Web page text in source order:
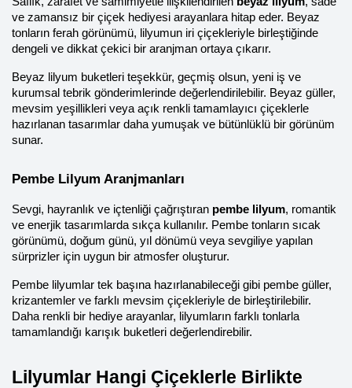
ve zamansız bir çiçek hediyesi arayanlara hitap eder. Beyaz
tonların ferah görünümü, lilyumun iri çiçekleriyle birleştiğinde
dengeli ve dikkat çekici bir aranjman ortaya çıkarır.
Beyaz lilyum buketleri teşekkür, geçmiş olsun, yeni iş ve
kurumsal tebrik gönderimlerinde değerlendirilebilir. Beyaz güller,
mevsim yeşillikleri veya açık renkli tamamlayıcı çiçeklerle
hazırlanan tasarımlar daha yumuşak ve bütünlüklü bir görünüm
sunar.
Pembe Lilyum Aranjmanları
Sevgi, hayranlık ve içtenliği çağrıştıran pembe lilyum, romantik
ve enerjik tasarımlarda sıkça kullanılır. Pembe tonların sıcak
görünümü, doğum günü, yıl dönümü veya sevgiliye yapılan
sürprizler için uygun bir atmosfer oluşturur.
Pembe lilyumlar tek başına hazırlanabileceği gibi pembe güller,
krizantemler ve farklı mevsim çiçekleriyle de birleştirilebilir.
Daha renkli bir hediye arayanlar, lilyumların farklı tonlarla
tamamlandığı karışık buketleri değerlendirebilir.
Lilyumlar Hangi Çiçeklerle Birlikte